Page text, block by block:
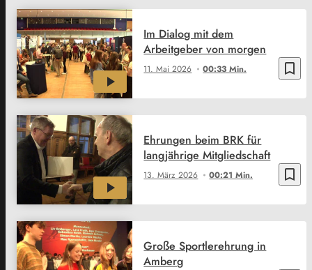
bookmark_border
11. Mai 2026 00:33 Min.
Im Dialog mit dem
Arbeitgeber von morgen
bookmark_border
13. März 2026 00:21 Min.
Ehrungen beim BRK für
langjährige Mitgliedschaft
Große Sportlerehrung in
Amberg